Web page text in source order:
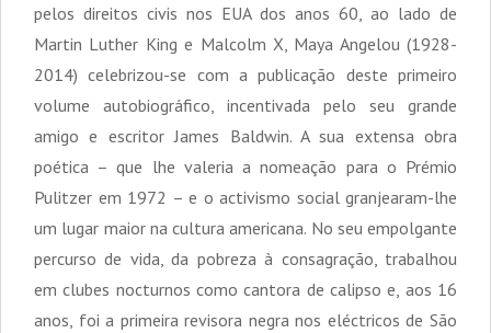
pelos direitos civis nos EUA dos anos 60, ao lado de
Martin Luther King e Malcolm X, Maya Angelou (1928-
2014) celebrizou-se com a publicação deste primeiro
volume autobiográfico, incentivada pelo seu grande
amigo e escritor James Baldwin. A sua extensa obra
poética – que lhe valeria a nomeação para o Prémio
Pulitzer em 1972 – e o activismo social granjearam-lhe
um lugar maior na cultura americana. No seu empolgante
percurso de vida, da pobreza à consagração, trabalhou
em clubes nocturnos como cantora de calipso e, aos 16
anos, foi a primeira revisora negra nos eléctricos de São